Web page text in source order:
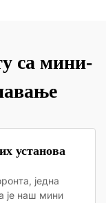
са мини-
установа
једна
је наш мини